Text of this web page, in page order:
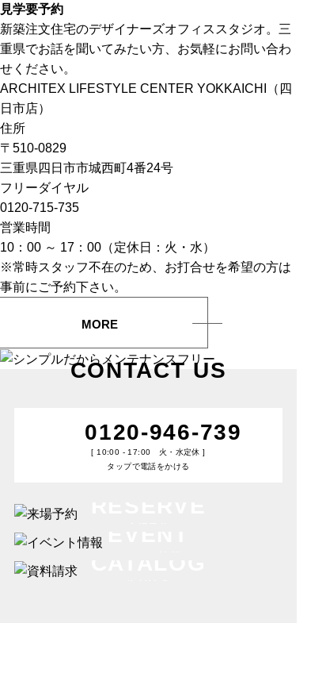
見学要予約
新築注文住宅のデザイナーズオフィススタジオ。三
重県でお話を聞いてみたい方、お気軽にお問い合わ
せください。
ARCHITEX LIFESTYLE CENTER YOKKAICHI（四
日市店）
住所
〒510-0829
三重県四日市市城西町4番24号
フリーダイヤル
0120-715-735
営業時間
10：00 ～ 17：00（定休日：火・水）
※常時スタッフ不在のため、お打合せを希望の方は
事前にご予約下さい。
MORE
CONTACT US
0120-946-739
[ 10:00 - 17:00 火・水定休 ]
タップで電話をかける